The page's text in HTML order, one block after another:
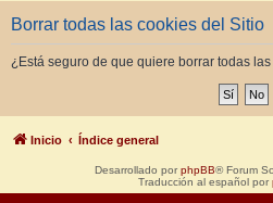
Borrar todas las cookies del Sitio
¿Está seguro de que quiere borrar todas
Inicio Índice general
Desarrollado por phpBB® Forum
Traducción al español por